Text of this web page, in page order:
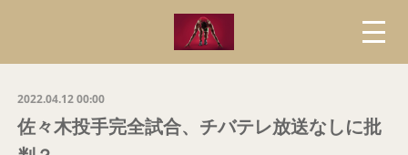
2022.04.12 00:00
佐々木投手完全試合、チバテレ放送なしに批